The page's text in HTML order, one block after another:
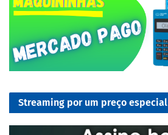
Streaming por um preço especial